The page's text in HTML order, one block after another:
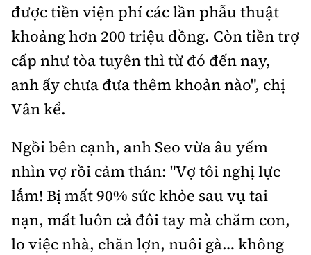
được tiền viện phí các lần phẫu thuật
khoảng hơn 200 triệu đồng. Còn tiền trợ
cấp như tòa tuyên thì từ đó đến nay,
anh ấy chưa đưa thêm khoản nào", chị
Vân kể.
Ngồi bên cạnh, anh Seo vừa âu yếm
nhìn vợ rồi cảm thán: "Vợ tôi nghị lực
lắm! Bị mất 90% sức khỏe sau vụ tai
nạn, mất luôn cả đôi tay mà chăm con,
lo việc nhà, chăn lợn, nuôi gà… không